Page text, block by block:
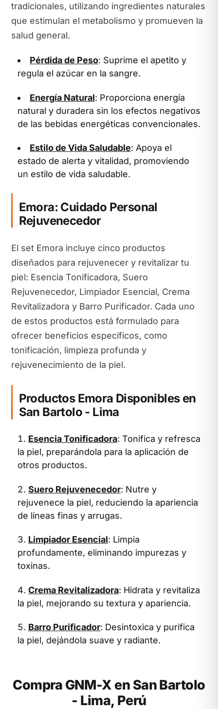
tradicionales, utilizando ingredientes naturales
que estimulan el metabolismo y promueven la
salud general.
Pérdida de Peso: Suprime el apetito y
regula el azúcar en la sangre.
Energía Natural: Proporciona energía
natural y duradera sin los efectos negativos
de las bebidas energéticas convencionales.
Estilo de Vida Saludable: Apoya el
estado de alerta y vitalidad, promoviendo
un estilo de vida saludable.
Emora: Cuidado Personal
Rejuvenecedor
El set Emora incluye cinco productos
diseñados para rejuvenecer y revitalizar tu
piel: Esencia Tonificadora, Suero
Rejuvenecedor, Limpiador Esencial, Crema
Revitalizadora y Barro Purificador. Cada uno
de estos productos está formulado para
ofrecer beneficios específicos, como
tonificación, limpieza profunda y
rejuvenecimiento de la piel.
Productos Emora Disponibles en
San Bartolo - Lima
Esencia Tonificadora: Tonifica y refresca
la piel, preparándola para la aplicación de
otros productos.
Suero Rejuvenecedor: Nutre y
rejuvenece la piel, reduciendo la apariencia
de líneas finas y arrugas.
Limpiador Esencial: Limpia
profundamente, eliminando impurezas y
toxinas.
Crema Revitalizadora: Hidrata y revitaliza
la piel, mejorando su textura y apariencia.
Barro Purificador: Desintoxica y purifica
la piel, dejándola suave y radiante.
Compra GNM-X en San Bartolo
- Lima, Perú